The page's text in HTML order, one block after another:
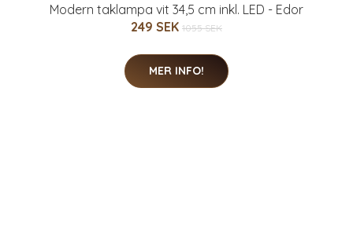
Modern taklampa vit 34,5 cm inkl. LED - Edor
249 SEK 1055 SEK
MER INFO!